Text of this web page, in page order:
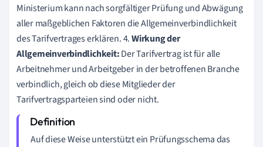
Ministerium kann nach sorgfältiger Prüfung und Abwägung
aller maßgeblichen Faktoren die Allgemeinverbindlichkeit
des Tarifvertrages erklären. 4.Wirkung der
Allgemeinverbindlichkeit:Der Tarifvertrag ist für alle
Arbeitnehmer und Arbeitgeber in der betroffenen Branche
verbindlich, gleich ob diese Mitglieder der
Tarifvertragsparteien sind oder nicht.
Auf diese Weise unterstützt ein Prüfungsschema das